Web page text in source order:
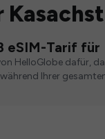
eSIM-Tarif für
HelloGlobe dafür,
Ihrer